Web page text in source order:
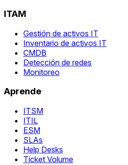
ITAM
Gestión de activos IT
Inventario de activos IT
CMDB
Detección de redes
Monitoreo
Aprende
ITSM
ITIL
ESM
SLAs
Help Desks
Ticket Volume